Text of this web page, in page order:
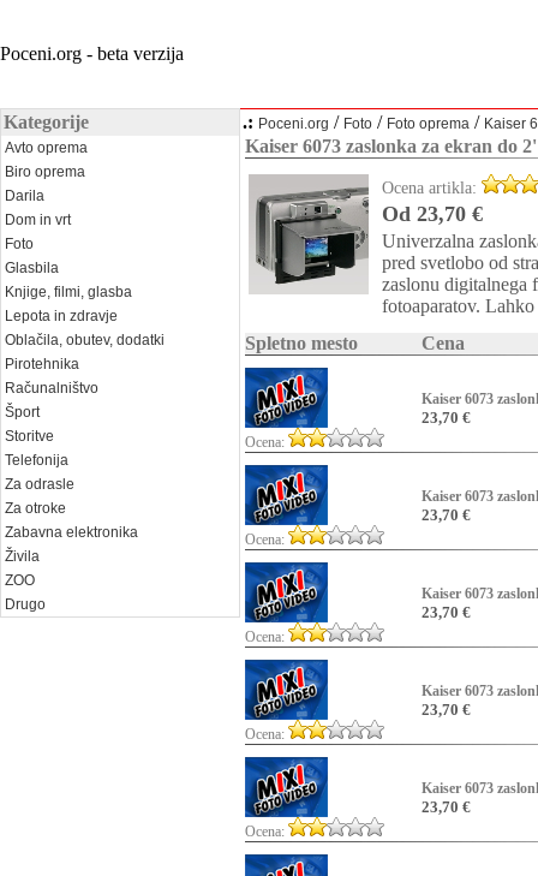
Poceni.org - beta verzija
Kategorije
Avto oprema
Biro oprema
Darila
Dom in vrt
Foto
Glasbila
Knjige, filmi, glasba
Lepota in zdravje
Oblačila, obutev, dodatki
Pirotehnika
Računalništvo
Šport
Storitve
Telefonija
Za odrasle
Za otroke
Zabavna elektronika
Živila
ZOO
Drugo
.: Poceni.org / Foto / Foto oprema / Kaiser
Kaiser 6073 zaslonka za ekran do 2'
Ocena artikla:
Od 23,70 €
Univerzalna
pred svetlobo od
zaslonu digitalnega
fotoaparatov.
Spletno mesto
Cena
Ocena:
Kaiser 6073
23,70 €
Ocena:
Kaiser 6073
23,70 €
Ocena:
Kaiser 6073
23,70 €
Ocena:
Kaiser 6073
23,70 €
Ocena:
Kaiser 6073
23,70 €